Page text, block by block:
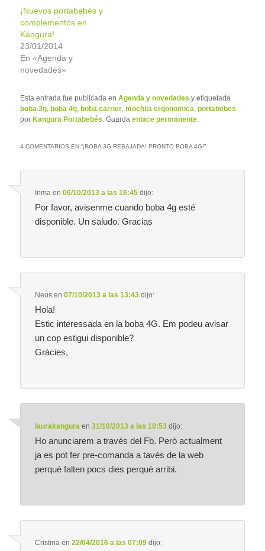
¡Nuevos portabebés y
complementos en
Kangura!
23/01/2014
En «Agenda y
novedades»
Esta entrada fue publicada enAgenda y novedades y etiquetada
boba 3g, boba 4g, boba carrier,mochila ergonomica,portabebes
por Kangura Portabebés. Guardaenlace permanente.
4 COMENTARIOS EN “¡BOBA 3G REBAJADA! PRONTO BOBA 4G!”
Inma en06/10/2013 a las 16:45 dijo:
Por favor, avisenme cuando boba 4g esté
disponible. Un saludo. Gracias
Neus en07/10/2013 a las 13:43 dijo:
Hola!
Estic interessada en la boba 4G. Em podeu avisar
un cop estigui disponible?
Gràcies,
laurakangura en31/10/2013 a las 10:53 dijo:
Ho anunciarem a través del Fb. Però actualment
ja es pot fer pre-comanda a tavés de la web
perquè falten pocs dies perquè arribi.
Cristina en22/04/2016 a las 07:09 dijo: